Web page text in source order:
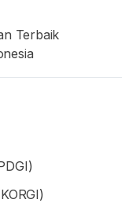
Terbaik